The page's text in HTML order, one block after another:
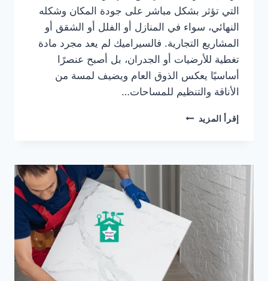
التي تؤثر بشكل مباشر على جودة المكان وشكله
النهائي، سواء في المنازل أو الفلل أو الشقق أو
المشاريع التجارية. فالسيراميك لم يعد مجرد مادة
تغطية للأرضيات أو الجدران، بل أصبح عنصرًا
أساسيًا يعكس الذوق العام ويضيف لمسة من
الأناقة والتنظيم للمساحات…
إقرأ المزيد شركة